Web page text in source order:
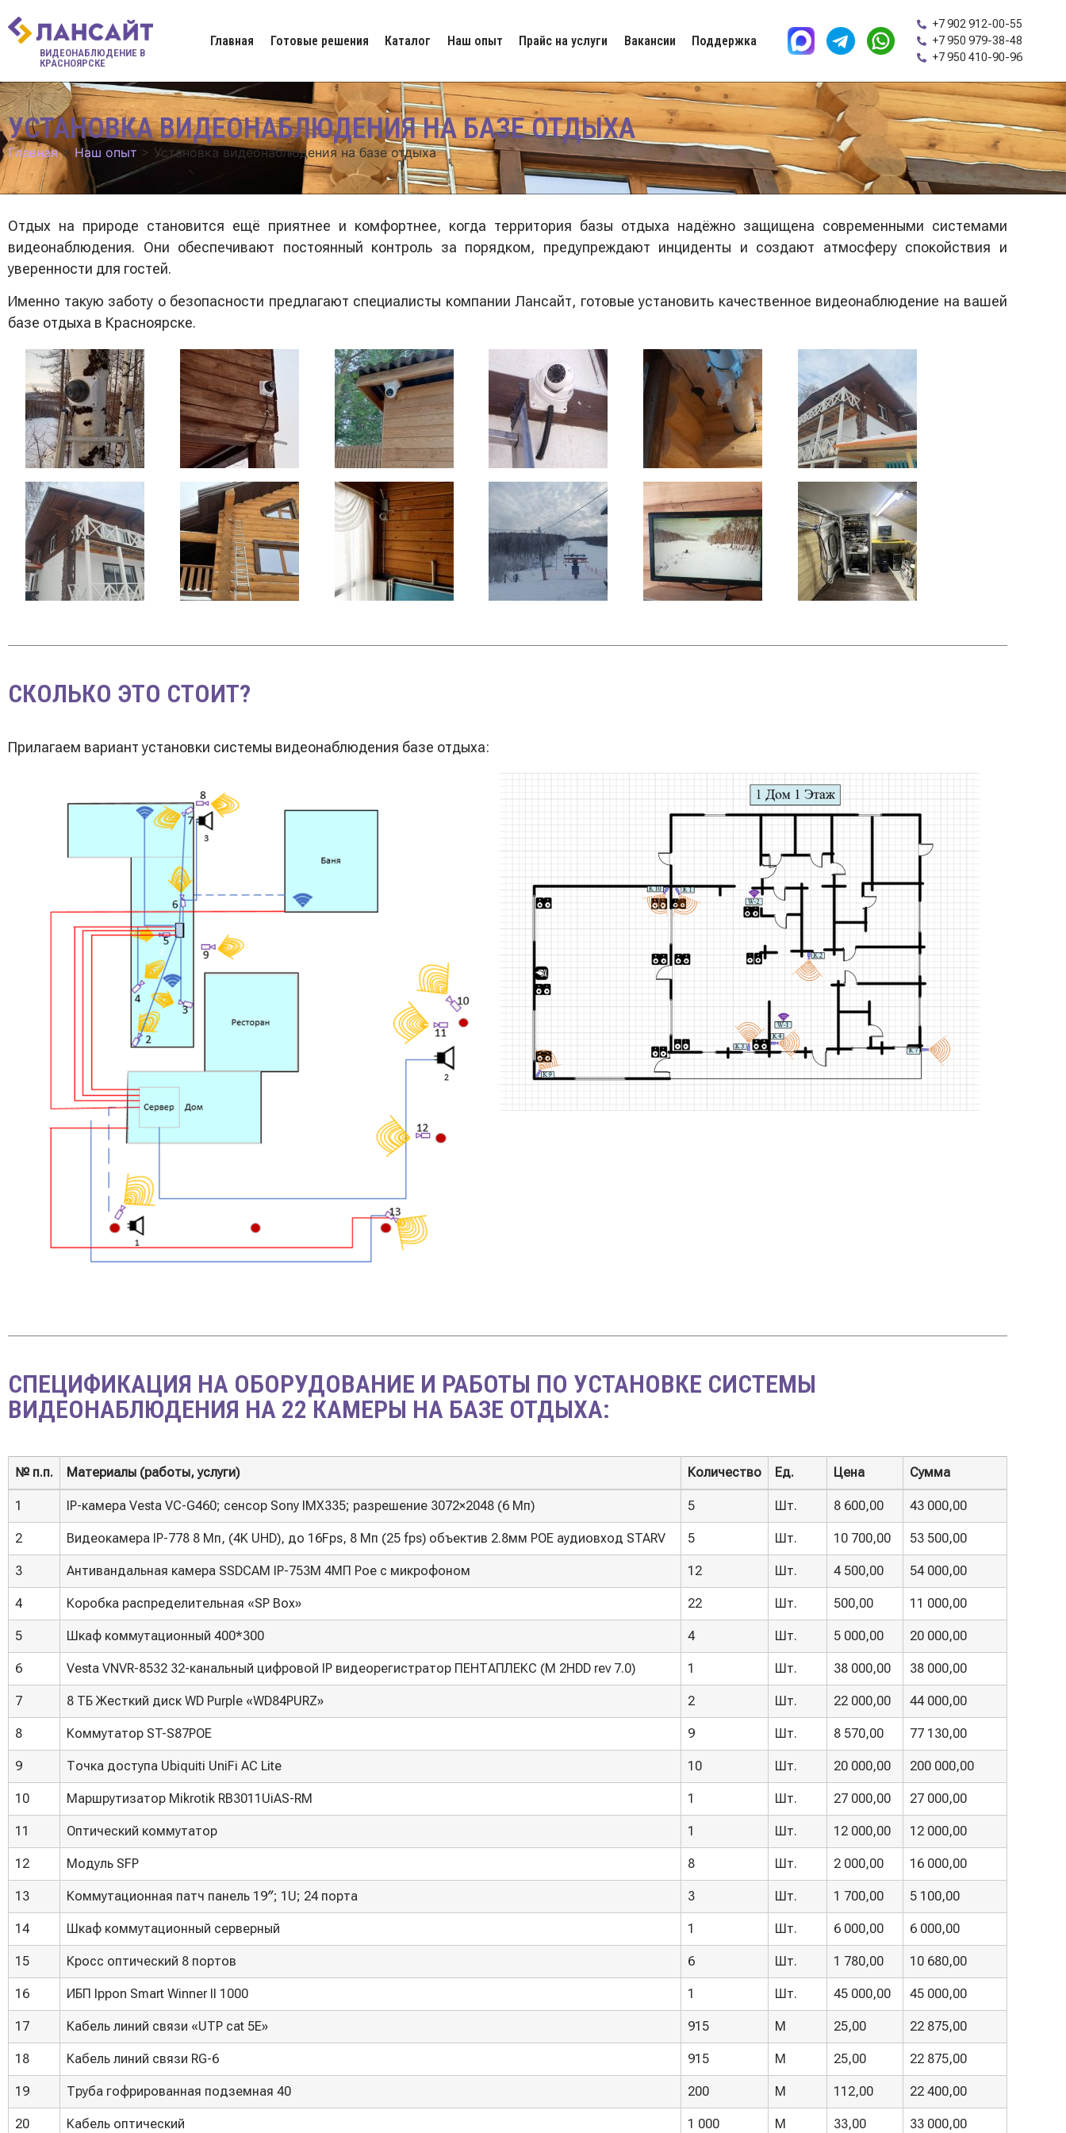
ВИДЕОНАБЛЮДЕНИЕ В
КРАСНОЯРСКЕ
Главная Готовые решения Каталог Наш опыт Прайс на услуги Вакансии Поддержка
+7 902 912-00-55
+7 950 979-38-48
+7 950 410-90-96
УСТАНОВКА ВИДЕОНАБЛЮДЕНИЯ НА БАЗЕ ОТДЫХА
Главная> Наш опыт > Установка видеонаблюдения на базе отдыха
Отдых на природе становится ещё приятнее и комфортнее, когда территория базы отдыха надёжно защищена современными системами
видеонаблюдения. Они обеспечивают постоянный контроль за порядком, предупреждают инциденты и создают атмосферу спокойствия и
уверенности для гостей.
Именно такую заботу о безопасности предлагают специалисты компании Лансайт, готовые установить качественное видеонаблюдение на вашей
базе отдыха в Красноярске.
СКОЛЬКО ЭТО СТОИТ?
Прилагаем вариант установки системы видеонаблюдения базе отдыха:
СПЕЦИФИКАЦИЯ НА ОБОРУДОВАНИЕ И РАБОТЫ ПО УСТАНОВКЕ СИСТЕМЫ
ВИДЕОНАБЛЮДЕНИЯ НА 22 КАМЕРЫ НА БАЗЕ ОТДЫХА:
№ п.п. Материалы (работы, услуги) Количество Ед. Цена
Сумма
№ п.п.
Материалы (работы, услуги) Количество Ед. Цена Сумма
1 IP-камера Vesta VC-G460; сенсор Sony IMX335; разрешение 3072×2048 (6 Мп) 5 Шт. 8 600,00 43 000,00
2 Видеокамера IP-778 8 Мп, (4K UHD), до 16Fps, 8 Мп (25 fps) объектив 2.8мм РОЕ аудиовход STARV 5 Шт. 10 700,00 53 500,00
3 Антивандальная камера SSDCAM IP-753М 4MП Poe с микрофоном 12 Шт. 4 500,00 54 000,00
4 Коробка распределительная «SP Box» 22 Шт. 500,00 11 000,00
5 Шкаф коммутационный 400*300 4 Шт. 5 000,00 20 000,00
6 Vesta VNVR-8532 32-канальный цифровой IP видеорегистратор ПЕНТАПЛЕКС (M 2HDD rev 7.0) 1 Шт. 38 000,00 38 000,00
7 8 ТБ Жесткий диск WD Purple «WD84PURZ» 2 Шт. 22 000,00 44 000,00
8 Коммутатор ST-S87POE 9 Шт. 8 570,00 77 130,00
9 Точка доступа Ubiquiti UniFi AC Lite 10 Шт. 20 000,00 200 000,00
10 Маршрутизатор Mikrotik RB3011UiAS-RM 1 Шт. 27 000,00 27 000,00
11 Оптический коммутатор 1 Шт. 12 000,00 12 000,00
12 Модуль SFP 8 Шт. 2 000,00 16 000,00
13 Коммутационная патч панель 19″; 1U; 24 порта 3 Шт. 1 700,00 5 100,00
14 Шкаф коммутационный серверный 1 Шт. 6 000,00 6 000,00
15 Кросс оптический 8 портов 6 Шт. 1 780,00 10 680,00
16 ИБП Ippon Smart Winner II 1000 1 Шт. 45 000,00 45 000,00
17 Кабель линий связи «UTP cat 5E» 915 М 25,00 22 875,00
18 Кабель линий связи RG-6 915 М 25,00 22 875,00
19 Труба гофрированная подземная 40 200 М 112,00 22 400,00
20 Кабель оптический 1 000 М 33,00 33 000,00